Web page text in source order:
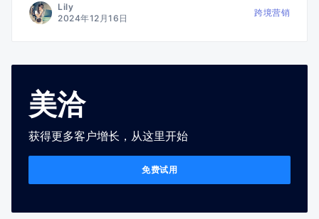
Lily
2024年12月16日
跨境营销
美洽
获得更多客户增长，从这里开始
免费试用